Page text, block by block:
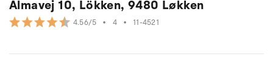
Almavej 10, Lökken, 9480 Løkken
4.56/5 • 4 • 11-4521